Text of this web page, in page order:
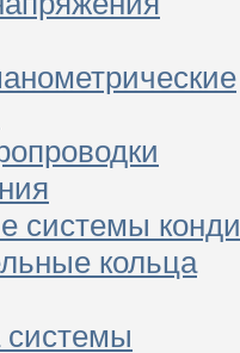
системы
кольца